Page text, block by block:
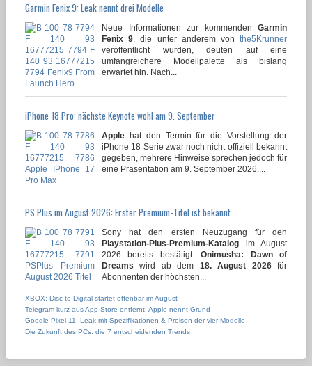
Garmin Fenix 9: Leak nennt drei Modelle
Neue Informationen zur kommenden Garmin
Fenix 9 , die unter anderem vonthe5Krunner
veröffentlicht wurden, deuten auf eine
umfangreichere Modellpalette als bislang
erwartet hin. Nach...
iPhone 18 Pro: nächste Keynote wohl am 9. September
Apple hat den Termin für die Vorstellung der
iPhone 18 Serie zwar noch nicht offiziell bekannt
gegeben, mehrere Hinweise sprechen jedoch für
eine Präsentation am 9. September 2026....
PS Plus im August 2026: Erster Premium-Titel ist bekannt
Sony hat den ersten Neuzugang für den
Playstation-Plus-Premium-Katalog im August
2026 bereits bestätigt.Onimusha: Dawn of
Dreams wird ab dem 18. August 2026für
Abonnenten der höchsten...
XBOX: Disc to Digital startet offenbar im August
Telegram kurz aus App-Store entfernt: Apple nennt Grund
Google Pixel 11: Leak mit Spezifikationen & Preisen der vier Modelle
Die Zukunft des PCs: die 7 entscheidenden Trends